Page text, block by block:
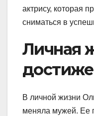
актрису, которая
сниматься в
Личная
В личной жизни
меняла мужей. Ее